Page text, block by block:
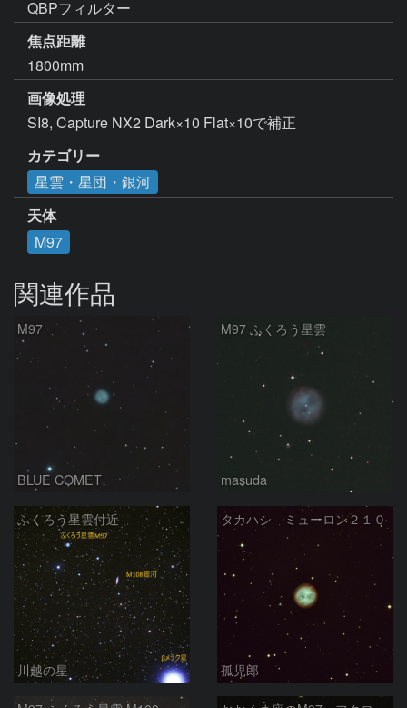
QBPフィルター
焦点距離
1800mm
画像処理
SI8, Capture NX2 Dark×10 Flat×10で補正
カテゴリー
星雲・星団・銀河
天体
M97
関連作品
M97
BLUE COMET
M97 ふくろう星雲
masuda
ふくろう星雲付近
川越の星
タカハシ ミューロン２１０
孤児郎